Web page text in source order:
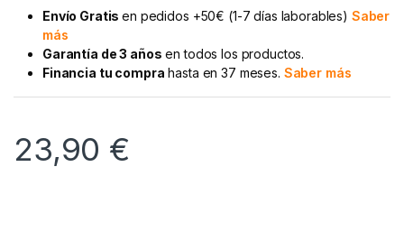
Envío Gratisen pedidos +50€ (1-7 días laborables) Saber
más
Garantía de 3 años en todos los productos.
Financia tu compra hasta en 37 meses. Saber más
23,90 €